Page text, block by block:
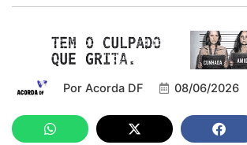
Por Acorda DF 08/06/2026